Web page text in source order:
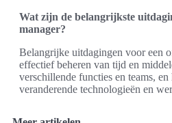
Wat zijn de belangrijkste
manager?
Belangrijke uitdagingen voor een
effectief beheren van tijd en
verschillende functies en teams, en
veranderende technologieën en